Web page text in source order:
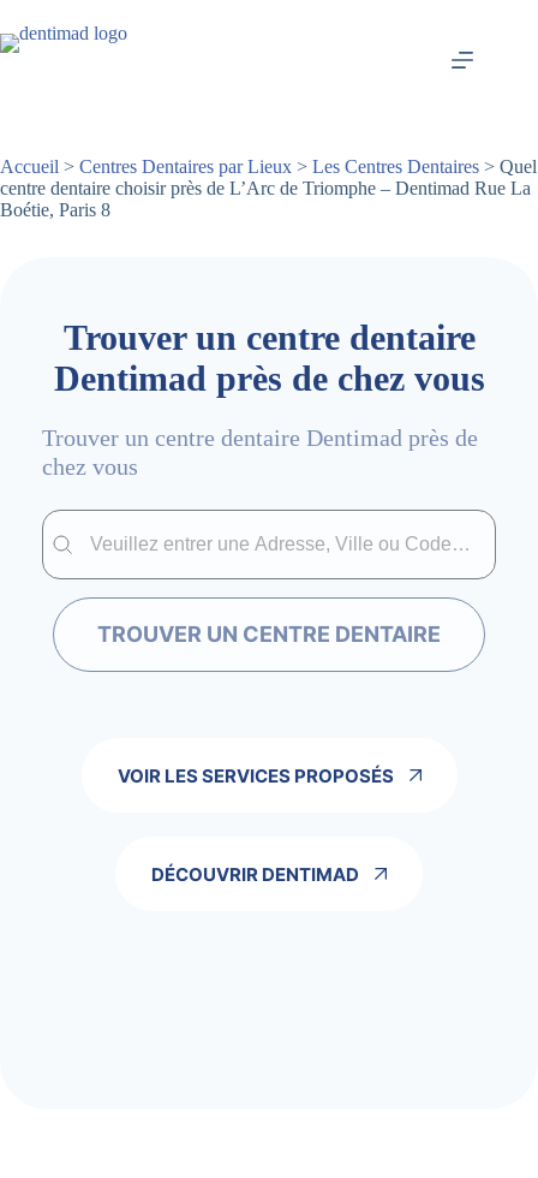
au
contenu
Accueil > Centres Dentaires par Lieux > Les Centres Dentaires > Quel
centre dentaire choisir près de L’Arc de Triomphe – Dentimad Rue La
Boétie, Paris 8
Trouver un centre dentaire
Dentimad près de chez vous
Trouver un centre dentaire Dentimad près de
chez vous
Trouver un centre dentaire Dentimad près de
Trouver un centre dentaire Dentimad près de chez vous
TROUVER UN CENTRE DENTAIRE
VOIR LES SERVICES PROPOSÉS
DÉCOUVRIR DENTIMAD